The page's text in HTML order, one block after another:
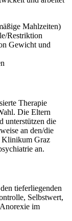
Mahlzeiten)
Restriktion
Gewicht und
Therapie
Die Eltern
unterstützen die
an den/die
Klinikum Graz
an.
tieferliegenden
Selbstwert,
im